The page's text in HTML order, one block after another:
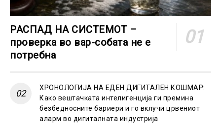
РАСПАД НА СИСТЕМОТ –
проверка во вар-собата не е
потребна
ХРОНОЛОГИЈА НА ЕДЕН ДИГИТАЛЕН КОШМАР:
Како вештачката интелигенција ги премина
безбедносните бариери и го вклучи црвениот
аларм во дигиталната индустрија